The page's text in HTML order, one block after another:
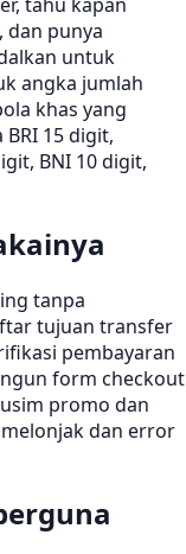
dan punya
untuk
angka jumlah
khas yang
15 digit,
BNI 10 digit,
tanpa
tujuan transfer
pembayaran
form checkout
promo dan
dan error